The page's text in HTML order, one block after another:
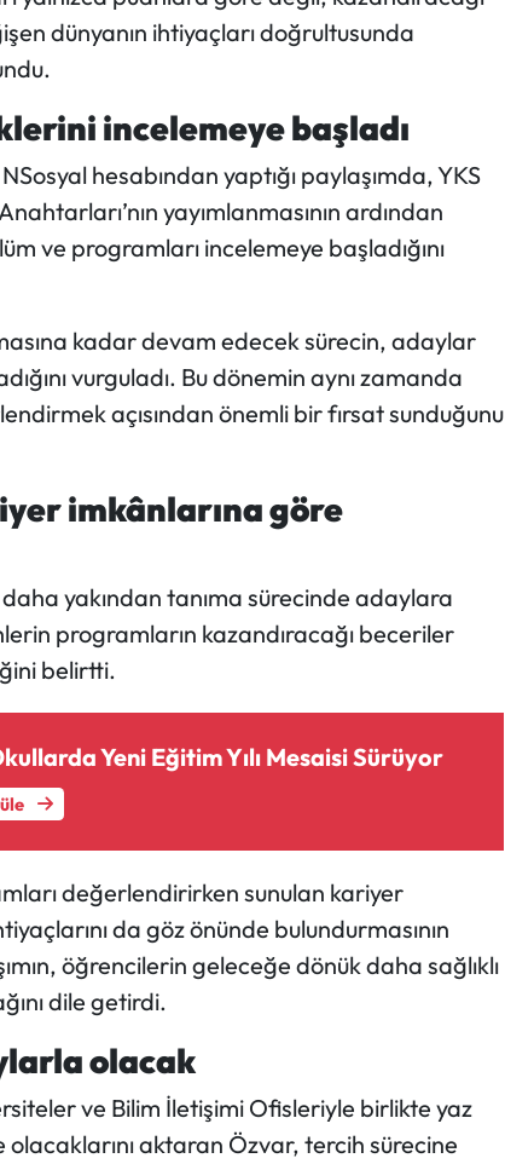
dünyanın ihtiyaçları doğrultusunda
incelemeye başladı
hesabından yaptığı paylaşımda, YKS
yayımlanmasının ardından
ve programları incelemeye başladığını
kadar devam edecek sürecin, adaylar
vurguladı. Bu dönemin aynı zamanda
açısından önemli bir fırsat sunduğunu
imkânlarına göre
yakından tanıma sürecinde adaylara
programların kazandıracağı beceriler
belirtti.
Yeni Eğitim Yılı Mesaisi Sürüyor
değerlendirirken sunulan kariyer
da göz önünde bulundurmasının
öğrencilerin geleceğe dönük daha sağlıklı
dile getirdi.
olacak
ve Bilim İletişimi Ofisleriyle birlikte yaz
aktaran Özvar, tercih sürecine